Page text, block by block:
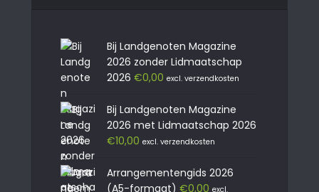
Bij Landgenoten Magazine
2026 zonder Lidmaatschap
2026 €0,00 excl. verzendkosten
Bij Landgenoten Magazine
2026 met Lidmaatschap 2026
€10,00 excl. verzendkosten
Arrangementengids 2026
(A5-formaat) €0,00 excl.